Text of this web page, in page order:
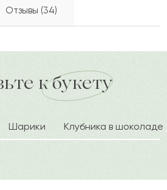
Отзывы (34)
в течение часа
2022-10-08
2022-09-13
2022-05-26
2022-04-20
к букету
Шарики Клубника в шоколаде